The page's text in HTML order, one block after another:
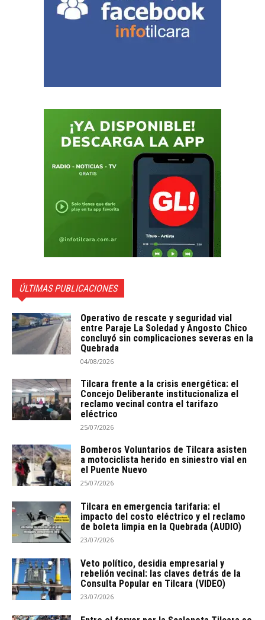
ÚLTIMAS PUBLICACIONES
Operativo de rescate y seguridad vial
entre Paraje La Soledad y Angosto Chico
concluyó sin complicaciones severas en la
Quebrada
04/08/2026
Tilcara frente a la crisis energética: el
Concejo Deliberante institucionaliza el
reclamo vecinal contra el tarifazo
eléctrico
25/07/2026
Bomberos Voluntarios de Tilcara asisten
a motociclista herido en siniestro vial en
el Puente Nuevo
25/07/2026
Tilcara en emergencia tarifaria: el
impacto del costo eléctrico y el reclamo
de boleta limpia en la Quebrada (AUDIO)
23/07/2026
Veto político, desidia empresarial y
rebelión vecinal: las claves detrás de la
Consulta Popular en Tilcara (VIDEO)
23/07/2026